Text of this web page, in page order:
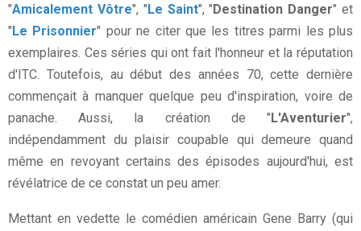
"Amicalement Vôtre", "Le Saint", "Destination Danger" et
"Le Prisonnier" pour ne citer que les titres parmi les plus
exemplaires. Ces séries qui ont fait l'honneur et la réputation
d'ITC. Toutefois, au début des années 70, cette dernière
commençait à manquer quelque peu d'inspiration, voire de
panache. Aussi, la création de "L'Aventurier",
indépendamment du plaisir coupable qui demeure quand
même en revoyant certains des épisodes aujourd'hui, est
révélatrice de ce constat un peu amer.
Mettant en vedette le comédien américain Gene Barry (qui